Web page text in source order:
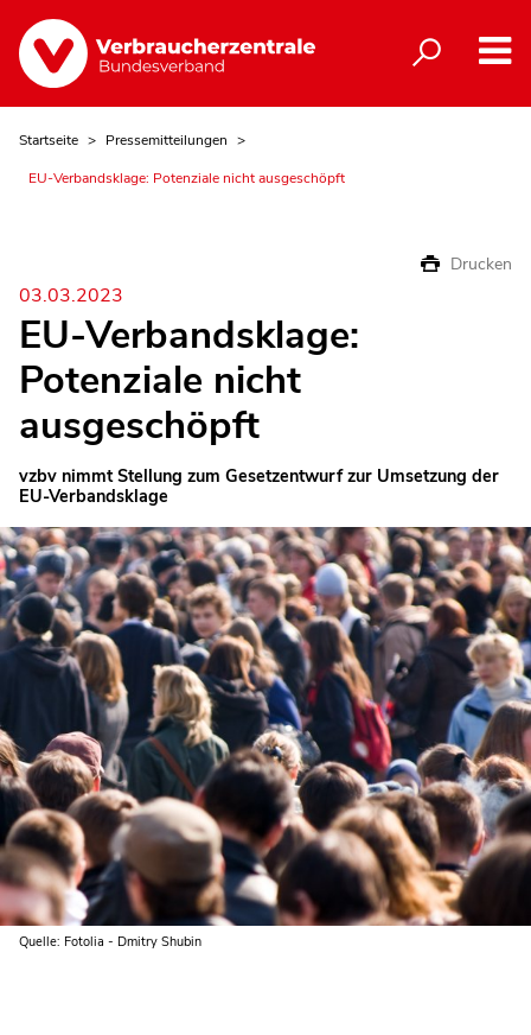
Startseite
Pressemitteilungen
EU-Verbandsklage: Potenziale nicht ausgeschöpft
Drucken
03.03.2023
EU-Verbandsklage:
Potenziale nicht
ausgeschöpft
vzbv nimmt Stellung zum Gesetzentwurf zur Umsetzung der
EU-Verbandsklage
Quelle: Fotolia - Dmitry Shubin